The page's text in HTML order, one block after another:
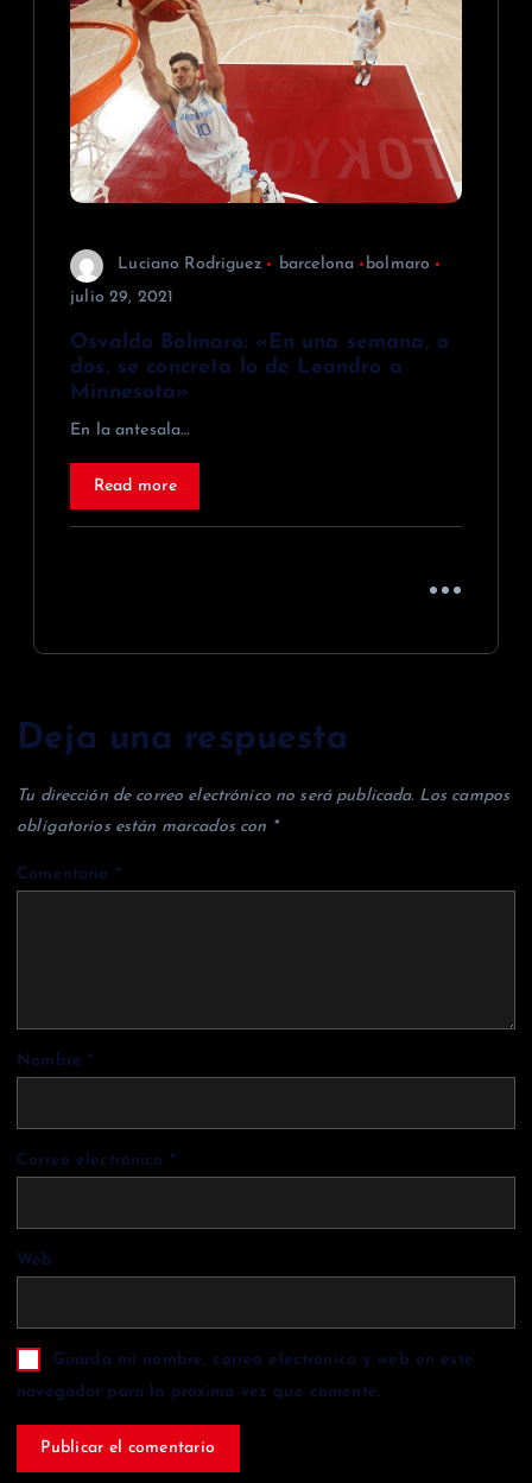
Luciano Rodriguez barcelona
bolmaro
julio 29, 2021
Osvaldo Bolmaro: «En una semana, o
dos, se concreta lo de Leandro a
Minnesota»
En la antesala…
Read more
Deja una respuesta
Tu dirección de correo electrónico no será publicada. Los campos
obligatorios están marcados con *
Comentario *
Nombre *
Correo electrónico *
Web
Guarda mi nombre, correo electrónico y web en este
navegador para la próxima vez que comente.